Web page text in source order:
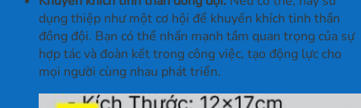
dụng thiệp như một cơ hội để khuyến khích tinh thần
đồng đội. Bạn có thể nhấn mạnh tầm quan trọng của sự
hợp tác và đoàn kết trong công việc, tạo động lực cho
mọi người cùng nhau phát triển.